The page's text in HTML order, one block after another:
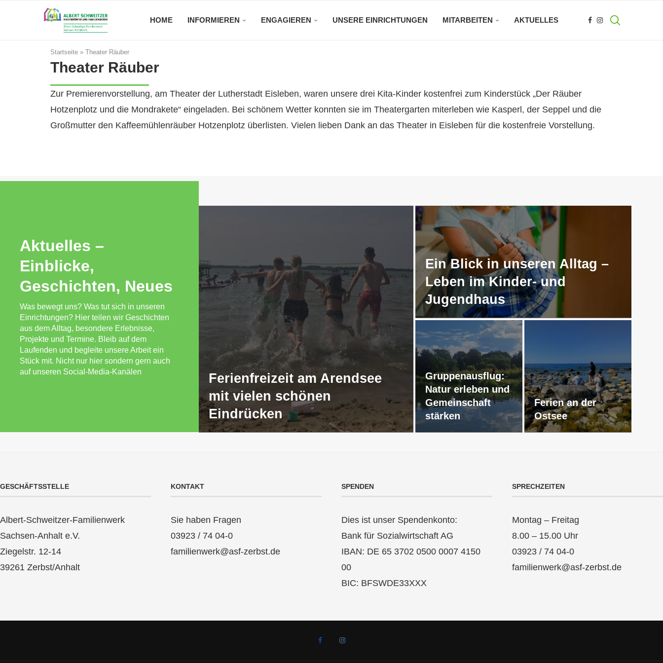
HOME INFORMIEREN ENGAGIEREN UNSERE EINRICHTUNGEN MITARBEITEN AKTUELLES
Startseite » Theater Räuber
Theater Räuber
Zur Premierenvorstellung, am Theater der Lutherstadt Eisleben, waren unsere drei Kita-Kinder kostenfrei zum Kinderstück „Der Räuber
Hotzenplotz und die Mondrakete“ eingeladen. Bei schönem Wetter konnten sie im Theatergarten miterleben wie Kasperl, der Seppel und die
Großmutter den Kaffeemühlenräuber Hotzenplotz überlisten. Vielen lieben Dank an das Theater in Eisleben für die kostenfreie Vorstellung.
Aktuelles –
Einblicke,
Geschichten, Neues
Was bewegt uns? Was tut sich in unseren
Einrichtungen? Hier teilen wir Geschichten
aus dem Alltag, besondere Erlebnisse,
Projekte und Termine. Bleib auf dem
Laufenden und begleite unsere Arbeit ein
Stück mit. Nicht nur hier sondern gern auch
auf unseren Social-Media-Kanälen
Ferienfreizeit am Arendsee
mit vielen schönen
Eindrücken
Ein Blick in unseren Alltag –
Leben im Kinder- und
Jugendhaus
Gruppenausflug:
Natur erleben und
Gemeinschaft
stärken
Ferien an der
Ostsee
GESCHÄFTSSTELLE
Albert-Schweitzer-Familienwerk
Sachsen-Anhalt e.V.
Ziegelstr. 12-14
39261 Zerbst/Anhalt
KONTAKT
Sie haben Fragen
03923 / 74 04-0
familienwerk@asf-zerbst.de
SPENDEN
Dies ist unser Spendenkonto:
Bank für Sozialwirtschaft AG
IBAN: DE 65 3702 0500 0007 4150
00
BIC: BFSWDE33XXX
SPRECHZEITEN
Montag – Freitag
8.00 – 15.00 Uhr
03923 / 74 04-0
familienwerk@asf-zerbst.de